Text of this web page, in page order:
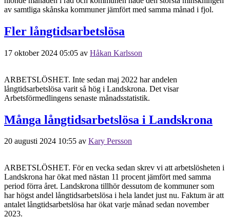
av samtliga skånska kommuner jämfört med samma månad i fjol.
Fler långtidsarbetslösa
17 oktober 2024 05:05 av Håkan Karlsson
ARBETSLÖSHET. Inte sedan maj 2022 har andelen
långtidsarbetslösa varit så hög i Landskrona. Det visar
Arbetsförmedlingens senaste månadsstatistik.
Många långtidsarbetslösa i Landskrona
20 augusti 2024 10:55 av Kary Persson
ARBETSLÖSHET. För en vecka sedan skrev vi att arbetslösheten i
Landskrona har ökat med nästan 11 procent jämfört med samma
period förra året. Landskrona tillhör dessutom de kommuner som
har högst andel långtidsarbetslösa i hela landet just nu. Faktum är att
antalet långtidsarbetslösa har ökat varje månad sedan november
2023.